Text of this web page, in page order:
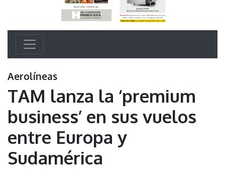
Aerolíneas
TAM lanza la ‘premium
business’ en sus vuelos
entre Europa y
Sudamérica